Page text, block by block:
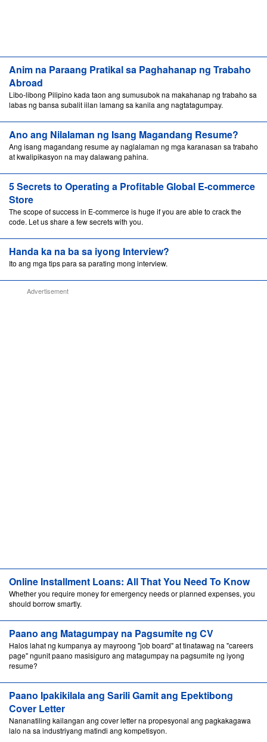
Anim na Paraang Pratikal sa Paghahanap ng Trabaho
Abroad
Libo-libong Pilipino kada taon ang sumusubok na makahanap ng trabaho sa
labas ng bansa subalit iilan lamang sa kanila ang nagtatagumpay.
Ano ang Nilalaman ng Isang Magandang Resume?
Ang isang magandang resume ay naglalaman ng mga karanasan sa trabaho
at kwalipikasyon na may dalawang pahina.
5 Secrets to Operating a Profitable Global E-commerce
Store
The scope of success in E-commerce is huge if you are able to crack the
code. Let us share a few secrets with you.
Handa ka na ba sa iyong Interview?
Ito ang mga tips para sa parating mong interview.
Advertisement
Online Installment Loans: All That You Need To Know
Whether you require money for emergency needs or planned expenses, you
should borrow smartly.
Paano ang Matagumpay na Pagsumite ng CV
Halos lahat ng kumpanya ay mayroong "job board" at tinatawag na "careers
page" ngunit paano masisiguro ang matagumpay na pagsumite ng iyong
resume?
Paano Ipakikilala ang Sarili Gamit ang Epektibong
Cover Letter
Nananatiling kailangan ang cover letter na propesyonal ang pagkakagawa
lalo na sa industriyang matindi ang kompetisyon.